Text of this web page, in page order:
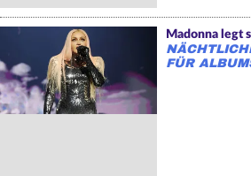
Madonna legt
FÜR